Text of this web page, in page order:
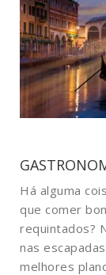
Há alguma
que comer
requintados?
nas
melhores